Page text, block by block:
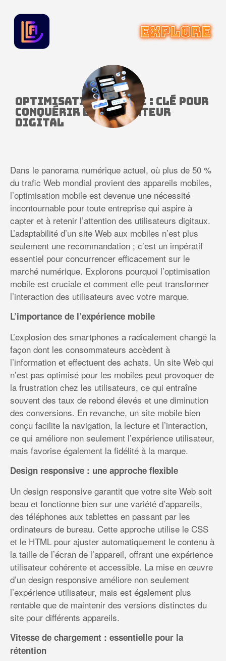
Optimisation mobile : clé pour
conquérir l’utilisateur
digital
Dans le panorama numérique actuel, où plus de 50 %
du trafic Web mondial provient des appareils mobiles,
l’optimisation mobile est devenue une nécessité
incontournable pour toute entreprise qui aspire à
capter et à retenir l’attention des utilisateurs digitaux.
L’adaptabilité d’un site Web aux mobiles n’est plus
seulement une recommandation ; c’est un impératif
essentiel pour concurrencer efficacement sur le
marché numérique. Explorons pourquoi l’optimisation
mobile est cruciale et comment elle peut transformer
l’interaction des utilisateurs avec votre marque.
L’importance de l’expérience mobile
L’explosion des smartphones a radicalement changé la
façon dont les consommateurs accèdent à
l’information et effectuent des achats. Un site Web qui
n’est pas optimisé pour les mobiles peut provoquer de
la frustration chez les utilisateurs, ce qui entraîne
souvent des taux de rebond élevés et une diminution
des conversions. En revanche, un site mobile bien
conçu facilite la navigation, la lecture et l’interaction,
ce qui améliore non seulement l’expérience utilisateur,
mais favorise également la fidélité à la marque.
Design responsive : une approche flexible
Un design responsive garantit que votre site Web soit
beau et fonctionne bien sur une variété d’appareils,
des téléphones aux tablettes en passant par les
ordinateurs de bureau. Cette approche utilise le CSS
et le HTML pour ajuster automatiquement le contenu à
la taille de l’écran de l’appareil, offrant une expérience
utilisateur cohérente et accessible. La mise en œuvre
d’un design responsive améliore non seulement
l’expérience utilisateur, mais est également plus
rentable que de maintenir des versions distinctes du
site pour différents appareils.
Vitesse de chargement : essentielle pour la
rétention